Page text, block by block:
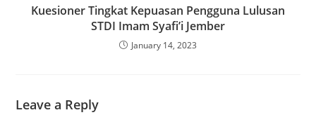
Kuesioner Tingkat Kepuasan Pengguna Lulusan
STDI Imam Syafi’i Jember
January 14, 2023
Leave a Reply